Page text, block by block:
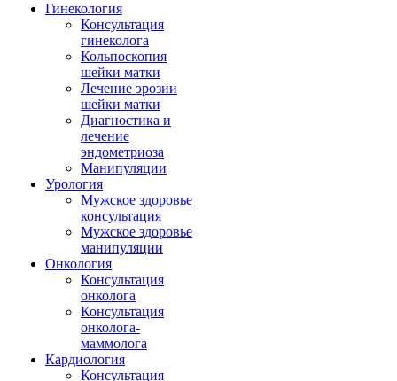
Гинекология
Консультация
гинеколога
Кольпоскопия
шейки матки
Лечение эрозии
шейки матки
Диагностика и
лечение
эндометриоза
Манипуляции
Урология
Мужское здоровье
консультация
Мужское здоровье
манипуляции
Онкология
Консультация
онколога
Консультация
онколога-
маммолога
Кардиология
Консультация